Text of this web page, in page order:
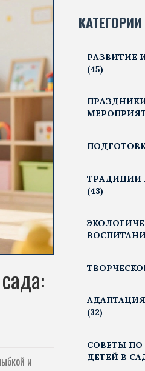
и
КАТЕГОРИИ
РАЗВИТИЕ
(45)
ТРАДИЦИИ
(43)
(32)
СОВЕТЫ
ДЕТЕЙ В